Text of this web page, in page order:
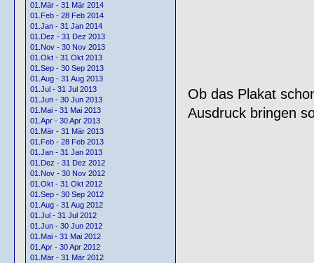
01.Mär - 31 Mär 2014
01.Feb - 28 Feb 2014
01.Jan - 31 Jan 2014
01.Dez - 31 Dez 2013
01.Nov - 30 Nov 2013
01.Okt - 31 Okt 2013
01.Sep - 30 Sep 2013
01.Aug - 31 Aug 2013
01.Jul - 31 Jul 2013
01.Jun - 30 Jun 2013
01.Mai - 31 Mai 2013
01.Apr - 30 Apr 2013
01.Mär - 31 Mär 2013
01.Feb - 28 Feb 2013
01.Jan - 31 Jan 2013
01.Dez - 31 Dez 2012
01.Nov - 30 Nov 2012
01.Okt - 31 Okt 2012
01.Sep - 30 Sep 2012
01.Aug - 31 Aug 2012
01.Jul - 31 Jul 2012
01.Jun - 30 Jun 2012
01.Mai - 31 Mai 2012
01.Apr - 30 Apr 2012
01.Mär - 31 Mär 2012
Ob das Plakat
Ausdruck bringen